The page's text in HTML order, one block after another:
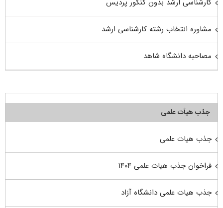
کارشناسی ارشد بدون کنکور پردیس
مشاوره انتخاب رشته کارشناسی ارشد
مصاحبه دانشگاه شاهد
جذب هیأت علمی
جذب هیات علمی
فراخوان جذب هیات علمی ۱۴۰۴
جذب هیات علمی دانشگاه آزاد